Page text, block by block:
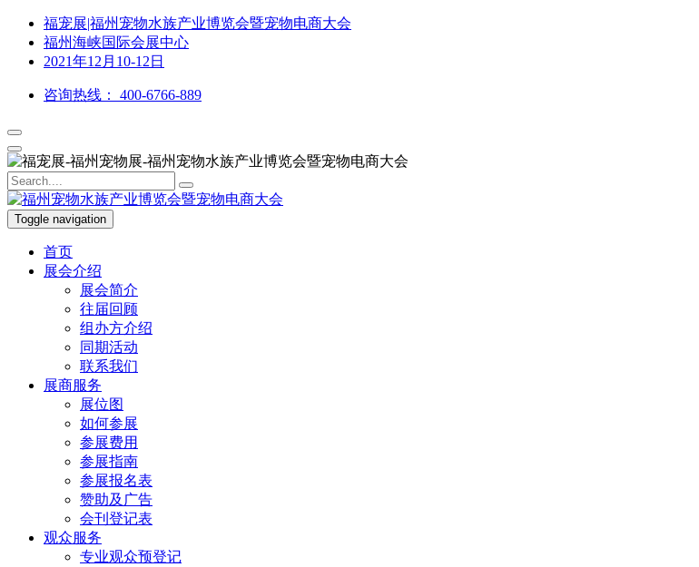
福宠展|福州宠物水族产业博览会暨宠物电商大会
福州海峡国际会展中心
2021年12月10-12日
咨询热线： 400-6766-889
Toggle navigation
首页
展会介绍
展会简介
往届回顾
组办方介绍
同期活动
联系我们
展商服务
展位图
如何参展
参展费用
参展指南
参展报名表
赞助及广告
会刊登记表
观众服务
专业观众预登记